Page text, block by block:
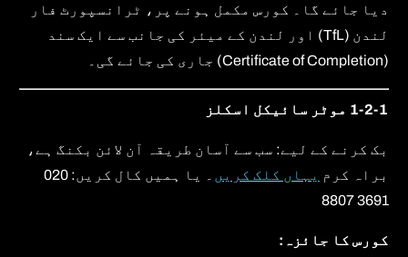
دیا جائے گا۔ کورس مکمل ہونے پر، ٹرانسپورٹ فار
لندن (TfL) اور لندن کے میئر کی جانب سے ایک سند
(Certificate of Completion) جاری کی جائے گی۔
1-2-1 موٹر سائیکل اسکلز
بک کرنے کے لیے: سب سے آسان طریقہ آن لائن بکنگ ہے،
براہ کرم یہاں کلک کریں
۔ یا ہمیں کال کریں: 020
3691 8807
کورس کا جائزہ: